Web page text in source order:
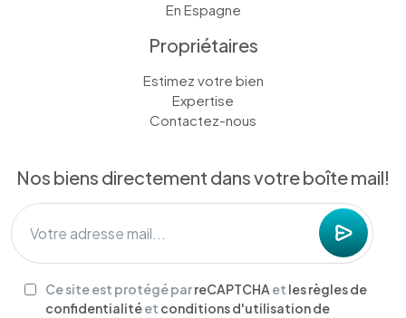
En Espagne
Propriétaires
Estimez votre bien
Expertise
Contactez-nous
Nos biens directement dans votre boîte mail!
Ce site est protégé parreCAPTCHA et les règles de
confidentialitéet conditions d'utilisation de